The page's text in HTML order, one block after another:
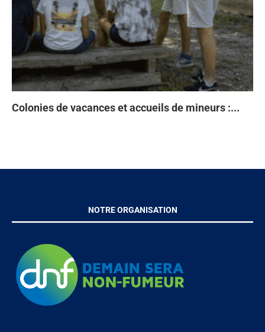
Colonies de vacances et accueils de mineurs :...
NOTRE ORGANISATION